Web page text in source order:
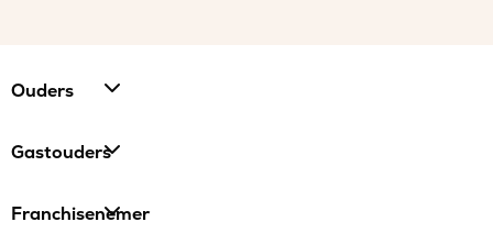
Ouders
Gastouders
Franchisenemer